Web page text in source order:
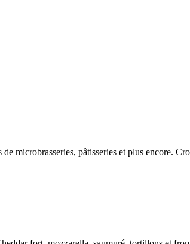
microbrasseries, pâtisseries et plus encore.